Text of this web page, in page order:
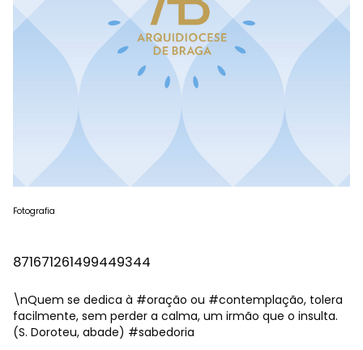
Fotografia
871671261499449344
\nQuem se dedica à #oração ou #contemplação, tolera
facilmente, sem perder a calma, um irmão que o insulta.
(S. Doroteu, abade) #sabedoria